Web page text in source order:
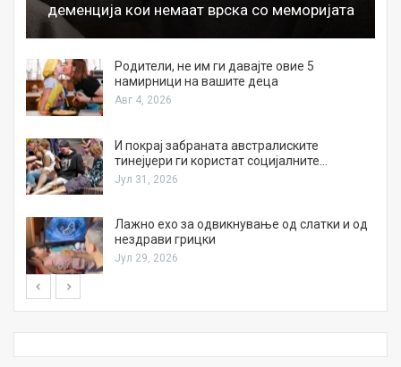
деменција кои немаат врска со меморијата
Родители, не им ги давајте овие 5
намирници на вашите деца
Авг 4, 2026
И покрај забраната австралиските
тинејџери ги користат социјалните…
Јул 31, 2026
Лажно ехо за одвикнување од слатки и од
нездрави грицки
Јул 29, 2026